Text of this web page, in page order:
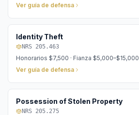
Ver guía de defensa
Identity Theft
NRS 205.463
Honorarios $7,500 · Fianza $5,000–$15,000
Ver guía de defensa
Possession of Stolen Property
NRS 205.275